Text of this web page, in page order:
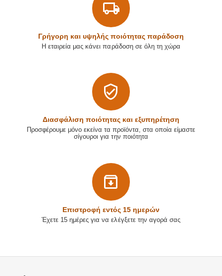
Γρήγορη και υψηλής ποιότητας παράδοση
Η εταιρεία μας κάνει παράδοση σε όλη τη χώρα
Διασφάλιση ποιότητας και εξυπηρέτηση
Προσφέρουμε μόνο εκείνα τα προϊόντα, στα οποία είμαστε
σίγουροι για την ποιότητα
Επιστρoφή εντός 15 ημερών
Έχετε 15 ημέρες για να ελέγξετε την αγορά σας